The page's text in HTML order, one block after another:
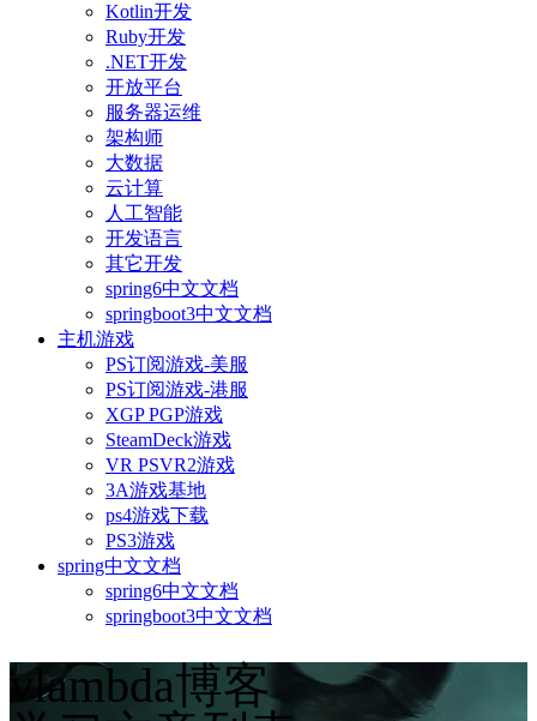
Kotlin开发
Ruby开发
.NET开发
开放平台
服务器运维
架构师
大数据
云计算
人工智能
开发语言
其它开发
spring6中文文档
springboot3中文文档
主机游戏
PS订阅游戏-美服
PS订阅游戏-港服
XGP PGP游戏
SteamDeck游戏
VR PSVR2游戏
3A游戏基地
ps4游戏下载
PS3游戏
spring中文文档
spring6中文文档
springboot3中文文档
vlambda博客